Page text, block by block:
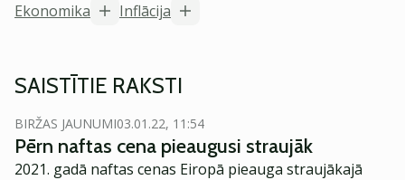
Ekonomika
Inflācija
SAISTĪTIE RAKSTI
BIRŽAS JAUNUMI03.01.22, 11:54
Pērn naftas cena pieaugusi straujāk
2021. gadā naftas cenas Eiropā pieauga straujākajā